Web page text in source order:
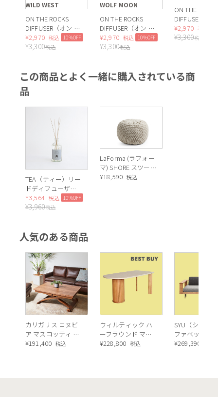
甘さと爽やかさが調和した、透明感のあるホワイトティーの香
上品な甘さの中に華やかさを感じるブラックティーの香り
瑞々しさの中に清涼感のあるグリーンティーの香り
WILD WEST
ON THE ROCKS
DIFFUSER（オン ザ
ロックス ディフュ
ーザー）WILD
¥2,970 税込 10%OFF
¥3,300税込
WOLF MOON
ON THE ROCKS
DIFFUSER（オン ザ
ロックス ディフュ
ーザー）WOLF
¥2,970 税込 10%OFF
¥3,300税込
ON THE ROCKS
DIFFUSER（オ
ロックス ディ
ーザー）
¥2,970 税込
¥3,300税込
この商品とよく一緒に購入されている商
品
TEA（ティー）リー
ドディフューザー
（Black tea）
¥3,564 税込 10%OFF
¥3,960税込
LaForma (ラフォー
マ) SHORE スツー
ル
¥18,590 税込
人気のある商品
カリガリス コヌビ
ア マスコッティ 伸
長・昇降式テーブ
¥191,400 税込
ウィルティック ハ
ーフラウンド マテ
ィエラ塗装 ダイニ
¥228,800 税込
SYU（シュウ
ファベッド（
ュラル）
¥269,390